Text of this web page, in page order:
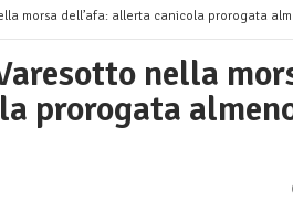
dell’afa: allerta canicola prorogata almeno fino al 13
nella
prorogata